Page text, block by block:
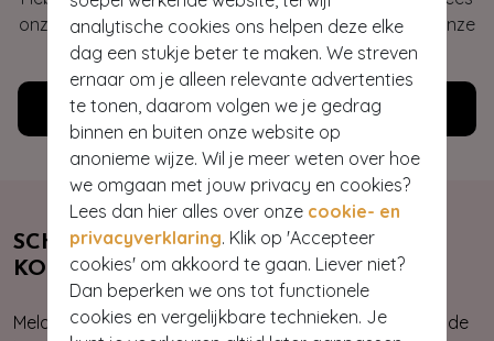
analytische cookies ons helpen deze elke
dag een stukje beter te maken. We streven
ernaar om je alleen relevante advertenties
te tonen, daarom volgen we je gedrag
binnen en buiten onze website op
anonieme wijze. Wil je meer weten over hoe
we omgaan met jouw privacy en cookies?
Lees dan hier alles over onze cookie- en
privacyverklaring. Klik op 'Accepteer
cookies' om akkoord te gaan. Liever niet?
Dan beperken we ons tot functionele
cookies en vergelijkbare technieken. Je
onze veelgestelde vragen of neem contact op met onze
klantenservice. Wij helpen je graag!
Klantenservice
SCHRIJF JE NU IN & ONTVANG 10%
KORTING
Meld je aan voor onze nieuwsbrief. Zo ben je altijd op de